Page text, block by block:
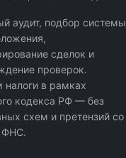
аудит, подбор системы
сделок и
проверок.
в рамках
кодекса РФ — без
схем и претензий со
ФНС.